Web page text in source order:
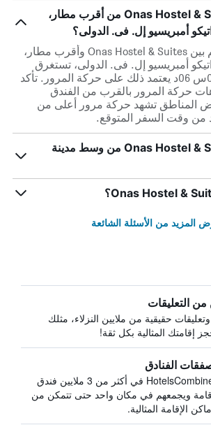
ما مدى قرب Onas Hostel & Suites من أقرب مطار،
أمبريسيو إل. فى. الدولى؟
ضمن مسافة 8.8 كم بين Onas Hostel & Suites وأقرب مطار،
أمبريسيو إل. فى. الدولى، تستغرق
القيادة عادةً حوالي 0س 06د يعتمد ذلك على حركة المرور. تأكد
حركة المرور بالقرب من الفندق
المناطق تشهد حركة مرور أعلى من
من وقت السفر المتوقع.
ما مدى قرب Onas Hostel & Suites من وسط مدينة
المزيد من الأسئلة الشائعة
من التعليقات
حقيقية من ملايين النزلاء، مثلك
إقامتك المثالية بكل ثقة!
الفنادق
يبحث HotelsCombined في أكثر من 3 ملايين فندق
ويجمعهم في مكان واحد حتى تتمكن من
الإقامة المثالية.